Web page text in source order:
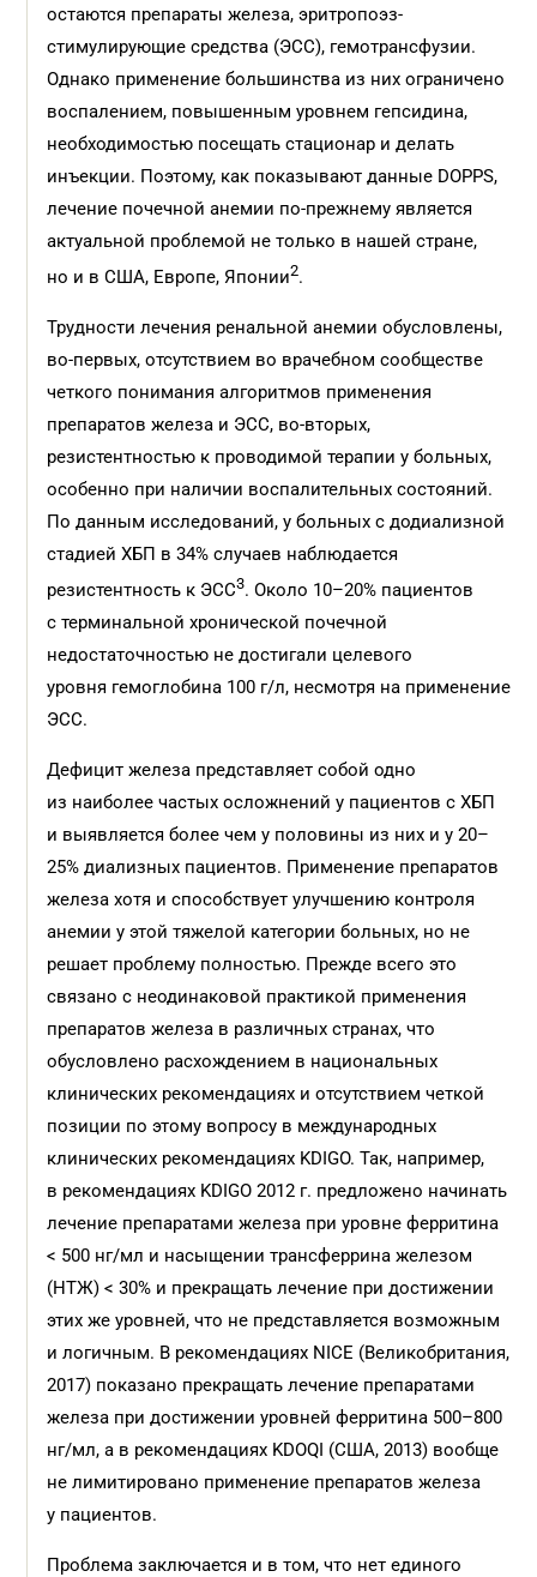
остаются препараты железа, эритропоэз-
стимулирующие средства (ЭСС), гемотрансфузии.
Однако применение большинства из них ограничено
воспалением, повышенным уровнем гепсидина,
необходимостью посещать стационар и делать
инъекции. Поэтому, как показывают данные DOPPS,
лечение почечной анемии по-прежнему является
актуальной проблемой не только в нашей стране,
но и в США, Европе, Японии2.
Трудности лечения ренальной анемии обусловлены,
во-первых, отсутствием во врачебном сообществе
четкого понимания алгоритмов применения
препаратов железа и ЭСС, во-вторых,
резистентностью к проводимой терапии у больных,
особенно при наличии воспалительных состояний.
По данным исследований, у больных с додиализной
стадией ХБП в 34% случаев наблюдается
резистентность к ЭСС3. Около 10–20% пациентов
с терминальной хронической почечной
недостаточностью не достигали целевого
уровня гемоглобина 100 г/л, несмотря на применение
ЭСС.
Дефицит железа представляет собой одно
из наиболее частых осложнений у пациентов с ХБП
и выявляется более чем у половины из них и у 20–
25% диализных пациентов. Применение препаратов
железа хотя и способствует улучшению контроля
анемии у этой тяжелой категории больных, но не
решает проблему полностью. Прежде всего это
связано с неодинаковой практикой применения
препаратов железа в различных странах, что
обусловлено расхождением в национальных
клинических рекомендациях и отсутствием четкой
позиции по этому вопросу в международных
клинических рекомендациях KDIGO. Так, например,
в рекомендациях KDIGO 2012 г. предложено начинать
лечение препаратами железа при уровне ферритина
< 500 нг/мл и насыщении трансферрина железом
(НТЖ) < 30% и прекращать лечение при достижении
этих же уровней, что не представляется возможным
и логичным. В рекомендациях NICE (Великобритания,
2017) показано прекращать лечение препаратами
железа при достижении уровней ферритина 500–800
нг/мл, а в рекомендациях KDOQI (США, 2013) вообще
не лимитировано применение препаратов железа
у пациентов.
Проблема заключается и в том, что нет единого